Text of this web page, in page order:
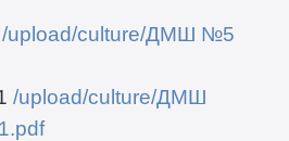
/upload/culture/ДМШ №5
/upload/culture/ДМШ